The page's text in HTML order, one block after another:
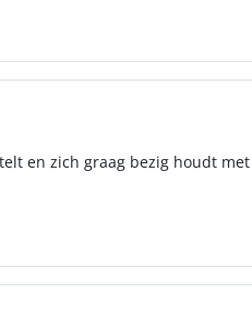
en zich graag bezig houdt met